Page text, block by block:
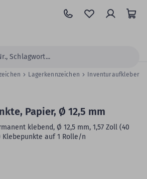
Lagerkennzeichen Inventuraufkleber
Papier, Ø 12,5 mm
klebend, Ø 12,5 mm, 1,57 Zoll (40
Klebepunkte auf 1 Rolle/n